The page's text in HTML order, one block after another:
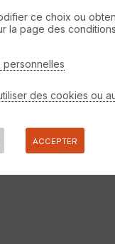
ce choix ou
la page des
personnelles
des cookies ou
ACCEPTER